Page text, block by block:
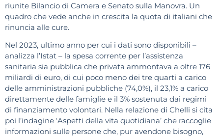
riunite Bilancio di Camera e Senato sulla Manovra. Un
quadro che vede anche in crescita la quota di italiani che
rinuncia alle cure.
Nel 2023, ultimo anno per cui i dati sono disponibili –
analizza l’Istat – la spesa corrente per l’assistenza
sanitaria sia pubblica che privata ammontava a oltre 176
miliardi di euro, di cui poco meno dei tre quarti a carico
delle amministrazioni pubbliche (74,0%), il 23,1% a carico
direttamente delle famiglie e il 3% sostenuta dai regimi
di finanziamento volontari. Nella relazione di Chelli si cita
poi l’indagine ‘Aspetti della vita quotidiana’ che raccoglie
informazioni sulle persone che, pur avendone bisogno,